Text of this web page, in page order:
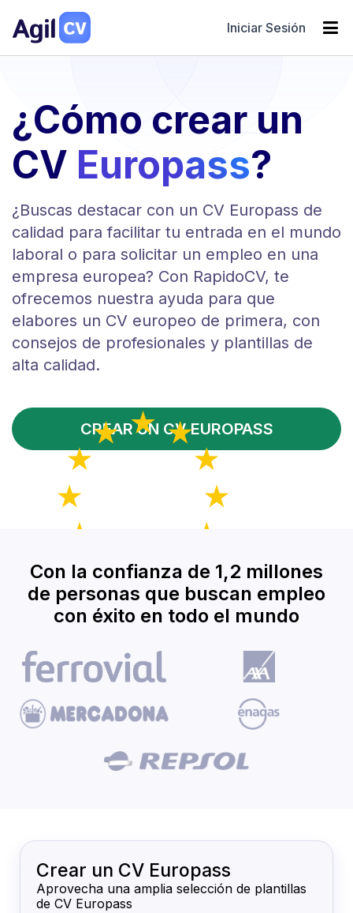
Iniciar Sesión
¿Cómo crear un
CV Europass?
¿Buscas destacar con un CV Europass de
calidad para facilitar tu entrada en el mundo
laboral o para solicitar un empleo en una
empresa europea? Con RapidoCV, te
ofrecemos nuestra ayuda para que
elabores un CV europeo de primera, con
consejos de profesionales y plantillas de
alta calidad.
CREAR UN CV EUROPASS
Con la confianza de 1,2 millones
de personas que buscan empleo
con éxito en todo el mundo
Crear un CV Europass
Aprovecha una amplia selección de plantillas
de CV Europass